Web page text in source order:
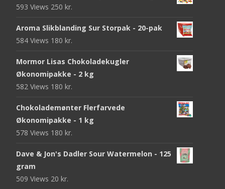
593 Views 250 kr.
Aroma Slikblanding Sur Storpak - 20-pak
584 Views 180 kr.
Mormor Lisas Chokoladekugler
Økonomipakke - 2 kg
582 Views 180 kr.
Chokolademønter Flerfarvede
Økonomipakke - 1 kg
578 Views 180 kr.
Dave & Jon's Dadler Sour Watermelon - 125
gram
509 Views 20 kr.